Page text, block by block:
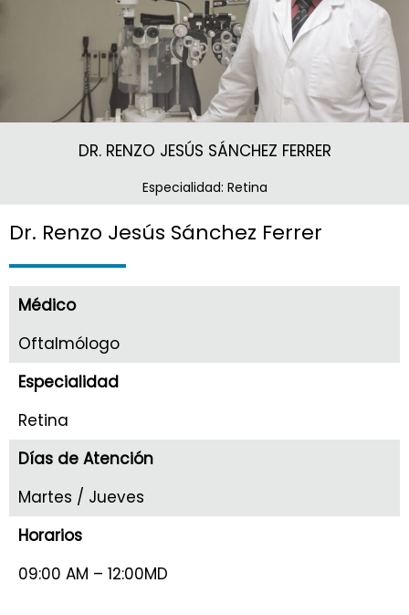
DR. RENZO JESÚS SÁNCHEZ FERRER
Especialidad: Retina
Dr. Renzo Jesús Sánchez Ferrer
Médico
Oftalmólogo
Especialidad
Retina
Días de Atención
Martes / Jueves
Horarios
09:00 AM – 12:00MD